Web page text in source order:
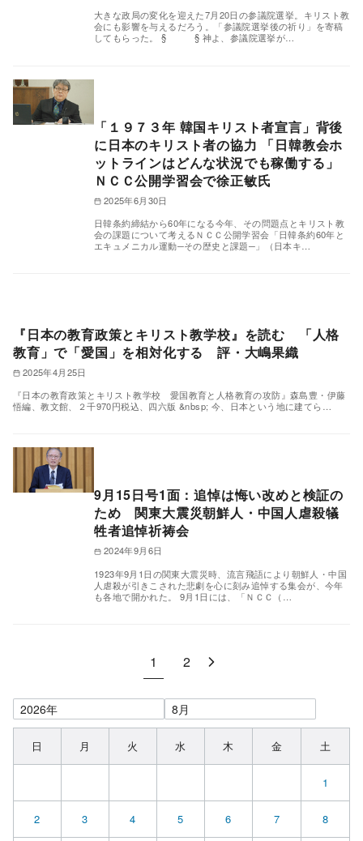
大きな政局の変化を迎えた7月20日の参議院選挙。キリスト教
会にも影響を与えるだろう。「参議院選挙後の祈り」を寄稿
してもらった。 § § 神よ、参議院選挙が…
「１９７３年 韓国キリスト者宣言」背後
に日本のキリスト者の協力 「日韓教会ホ
ットラインはどんな状況でも稼働する」
ＮＣＣ公開学習会で徐正敏氏
2025年6月30日
日韓条約締結から60年になる今年、その問題点とキリスト教
会の課題について考えるＮＣＣ公開学習会「日韓条約60年と
エキュメニカル運動─その歴史と課題─」（日本キ…
『日本の教育政策とキリスト教学校』を読む 「人格
教育」で「愛国」を相対化する 評・大嶋果織
2025年4月25日
『日本の教育政策とキリスト教学校 愛国教育と人格教育の攻防』森島豊・伊藤
悟編、教文館、２千970円税込、四六版 &nbsp; 今、日本という地に建てら…
9月15日号1面：追悼は悔い改めと検証の
ため 関東大震災朝鮮人・中国人虐殺犠
牲者追悼祈祷会
2024年9月6日
1923年9月1日の関東大震災時、流言飛語により朝鮮人・中国
人虐殺が引きこされた悲劇を心に刻み追悼する集会が、今年
も各地で開かれた。 9月1日には、「ＮＣＣ（…
1 2
日 月 火 水 木 金 土
1
2 3 4 5 6 7 8